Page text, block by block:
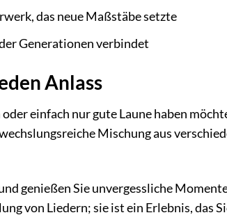
das neue Maßstäbe setzte
Generationen verbindet
Anlass
einfach nur gute Laune haben
Mischung aus
genießen Sie unvergessliche
von Liedern; sie ist ein Erlebnis, das